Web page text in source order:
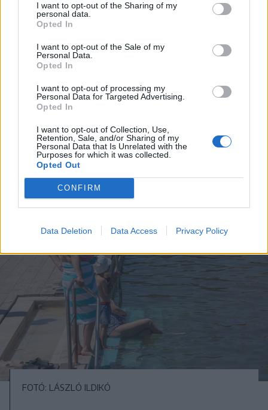
I want to opt-out of the Sharing of my
personal data.
Opted In
I want to opt-out of the Sale of my
Personal Data.
Opted In
I want to opt-out of processing my
Personal Data for Targeted Advertising.
Opted In
I want to opt-out of Collection, Use,
Retention, Sale, and/or Sharing of my
Personal Data that Is Unrelated with the
Purposes for which it was collected.
Opted Out
CONFIRM
Data Deletion Data Access Privacy Policy
FOTÓ: LÁSZLÓ ILDIKÓ
FOTÓ: LÁSZLÓ ILDIKÓ